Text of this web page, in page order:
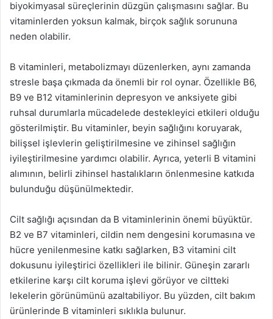
biyokimyasal süreçlerinin düzgün çalışmasını sağlar. Bu
vitaminlerden yoksun kalmak, birçok sağlık sorununa
neden olabilir.
B vitaminleri, metabolizmayı düzenlerken, aynı zamanda
stresle başa çıkmada da önemli bir rol oynar. Özellikle B6,
B9 ve B12 vitaminlerinin depresyon ve anksiyete gibi
ruhsal durumlarla mücadelede destekleyici etkileri olduğu
gösterilmiştir. Bu vitaminler, beyin sağlığını koruyarak,
bilişsel işlevlerin geliştirilmesine ve zihinsel sağlığın
iyileştirilmesine yardımcı olabilir. Ayrıca, yeterli B vitamini
alımının, belirli zihinsel hastalıkların önlenmesine katkıda
bulunduğu düşünülmektedir.
Cilt sağlığı açısından da B vitaminlerinin önemi büyüktür.
B2 ve B7 vitaminleri, cildin nem dengesini korumasına ve
hücre yenilenmesine katkı sağlarken, B3 vitamini cilt
dokusunu iyileştirici özellikleri ile bilinir. Güneşin zararlı
etkilerine karşı cilt koruma işlevi görüyor ve ciltteki
lekelerin görünümünü azaltabiliyor. Bu yüzden, cilt bakım
ürünlerinde B vitaminleri sıklıkla bulunur.